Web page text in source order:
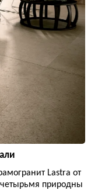
Lastra от
четырьмя природны